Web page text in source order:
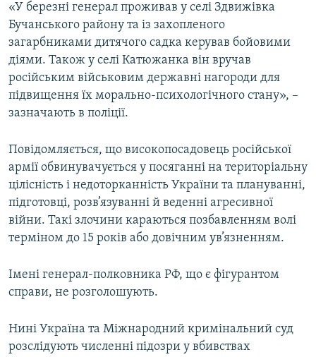
«У березні генерал проживав у селі Здвижівка
Бучанського району та із захопленого
загарбниками дитячого садка керував бойовими
діями. Також у селі Катюжанка він вручав
російським військовим державні нагороди для
підвищення їх морально-психологічного стану», –
зазначають в поліції.
Повідомляється, що високопосадовець російської
армії обвинувачується у посяганні на територіальну
цілісність і недоторканність України та плануванні,
підготовці, розв’язуванні й веденні агресивної
війни. Такі злочини караються позбавленням волі
терміном до 15 років або довічним ув’язненням.
Імені генерал-полковника РФ, що є фігурантом
справи, не розголошують.
Нині Україна та Міжнародний кримінальний суд
розслідують численні підозри у вбивствах